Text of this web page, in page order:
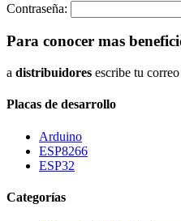
Contraseña:
Para conocer mas
a distribuidores escribe tu
Placas de desarrollo
Arduino
ESP8266
ESP32
Categorías